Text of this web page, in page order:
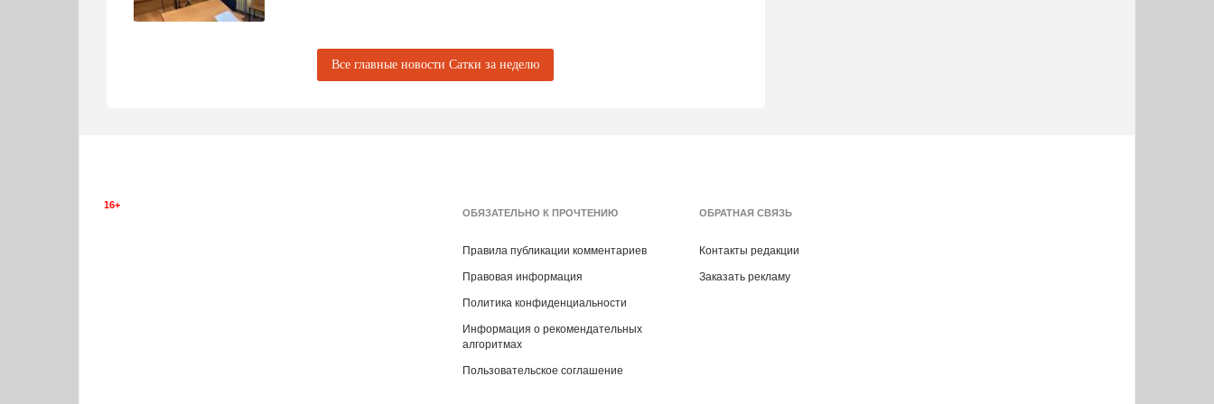
подтвердив готовность к выполнению задач по предназначению.
Все главные новости Сатки за неделю
16+
ОБЯЗАТЕЛЬНО К ПРОЧТЕНИЮ
Правила публикации комментариев
Правовая информация
Политика конфиденциальности
Информация о рекомендательных
алгоритмах
Пользовательское соглашение
ОБРАТНАЯ СВЯЗЬ
Контакты редакции
Заказать рекламу